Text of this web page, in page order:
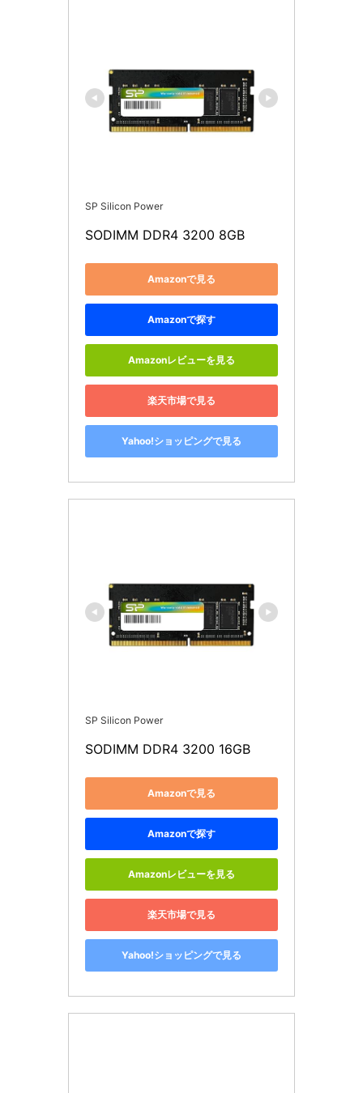
SP Silicon Power
SODIMM DDR4 3200 8GB
Amazonで見る
Amazonで探す
Amazonレビューを見る
楽天市場で見る
Yahoo!ショッピングで見る
SP Silicon Power
SODIMM DDR4 3200 16GB
Amazonで見る
Amazonで探す
Amazonレビューを見る
楽天市場で見る
Yahoo!ショッピングで見る